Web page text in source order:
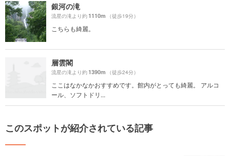
銀河の滝
流星の滝より約1110m （徒歩19分）
こちらも綺麗。
層雲閣
流星の滝より約1390m （徒歩24分）
ここはなかなかおすすめです。館内がとっても綺麗。 アルコ
ール、ソフトドリ...
このスポットが紹介されている記事